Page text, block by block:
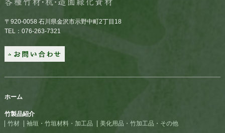
〒920-0058 石川県金沢市示野中町2丁目18
TEL：076-263-7321
ホーム
竹製品紹介
竹材
袖垣・竹垣材料・加工品 美化用品・竹加工品・その他